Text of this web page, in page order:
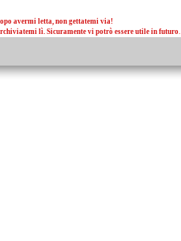
avermi letta, non gettatemi via!
lì. Sicuramente vi potrò essere utile in futuro.